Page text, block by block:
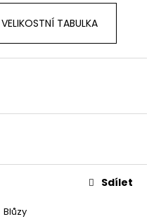
VELIKOSTNÍ TABULKA
Blůzy
Sdílet